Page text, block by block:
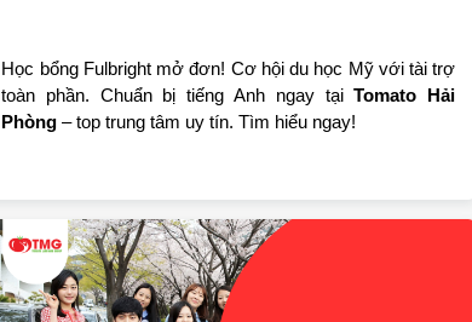
Học bổng Fulbright mở đơn! Cơ hội du học Mỹ với tài trợ
toàn phần. Chuẩn bị tiếng Anh ngay tại Tomato Hải
Phòng – top trung tâm uy tín. Tìm hiểu ngay!